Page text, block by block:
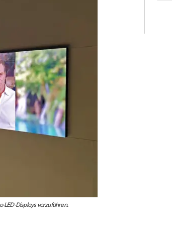
Displays vorzuführen.